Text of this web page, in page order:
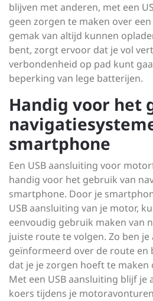
blijven met anderen, met een
geen zorgen te maken over
gemak van altijd kunnen
bent, zorgt ervoor dat je vol
verbondenheid op pad kunt
beperking van lege batterijen.
Handig voor het
smartphone
Een USB aansluiting voor
handig voor het gebruik van
smartphone. Door je
USB aansluiting van je motor,
eenvoudig gebruik maken van
juiste route te volgen. Zo ben
geïnformeerd over de route en
dat je je zorgen hoeft te maken
Met een USB aansluiting blijf je
koers tijdens je